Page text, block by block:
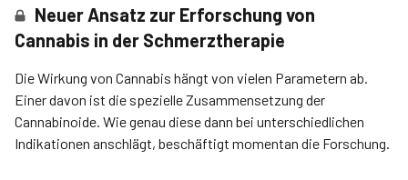
Neuer Ansatz zur Erforschung von
Cannabis in der Schmerztherapie
Die Wirkung von Cannabis hängt von vielen Parametern ab.
Einer davon ist die spezielle Zusammensetzung der
Cannabinoide. Wie genau diese dann bei unterschiedlichen
Indikationen anschlägt, beschäftigt momentan die Forschung.